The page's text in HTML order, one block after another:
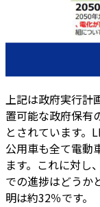
上記は政府実行計
置可能な政府保有
とされています。
公用車も全て電動
ます。これに対し
での進捗はどうか
明は約32％です。